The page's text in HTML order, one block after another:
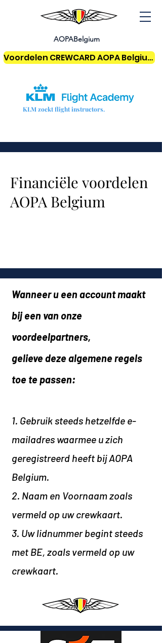
AOPABelgium
KLM zoekt flight instructors.
Voordelen CREWCARD AOPA Belgium
Financiële voordelen
AOPA Belgium
Wanneer u een account maakt
bij een van onze
voordeelpartners,
gelieve deze algemene regels
toe te passen:
1. Gebruik steeds hetzelfde e-
mailadres waarmee u zich
geregistreerd heeft bij AOPA
Belgium.
2. Naam en Voornaam zoals
vermeld op uw crewkaart.
3. Uw lidnummer begint steeds
met BE, zoals vermeld op uw
crewkaart.